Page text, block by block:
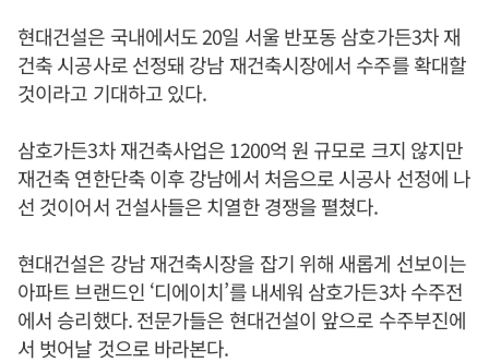
현대건설은 국내에서도 20일 서울 반포동 삼호가든3차 재
건축 시공사로 선정돼 강남 재건축시장에서 수주를 확대할
것이라고 기대하고 있다.
삼호가든3차 재건축사업은 1200억 원 규모로 크지 않지만
재건축 연한단축 이후 강남에서 처음으로 시공사 선정에 나
선 것이어서 건설사들은 치열한 경쟁을 펼쳤다.
현대건설은 강남 재건축시장을 잡기 위해 새롭게 선보이는
아파트 브랜드인 ‘디에이치’를 내세워 삼호가든3차 수주전
에서 승리했다. 전문가들은 현대건설이 앞으로 수주부진에
서 벗어날 것으로 바라본다.